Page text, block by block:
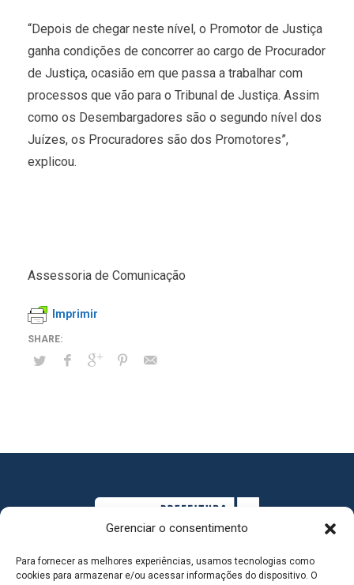
Gerenciar o consentimento
Para fornecer as melhores experiências, usamos tecnologias como
cookies para armazenar e/ou acessar informações do dispositivo. O
“Depois de chegar neste nível, o Promotor de Justiça
ganha condições de concorrer ao cargo de Procurador
de Justiça, ocasião em que passa a trabalhar com
processos que vão para o Tribunal de Justiça. Assim
como os Desembargadores são o segundo nível dos
Juízes, os Procuradores são dos Promotores”,
explicou.
Assessoria de Comunicação
Imprimir